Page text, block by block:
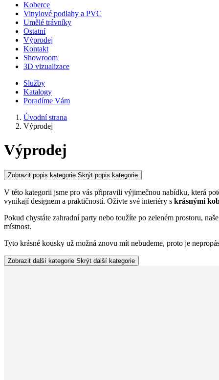
Koberce
Vinylové podlahy a PVC
Umělé trávníky
Ostatní
Výprodej
Kontakt
Showroom
3D vizualizace
Služby
Katalogy
Poradíme Vám
Úvodní strana
Výprodej
Výprodej
Zobrazit popis kategorie Skrýt popis kategorie
V této kategorii jsme pro vás připravili výjimečnou nabídku, která
vynikají designem a praktičností. Oživte své interiéry s krásnými
Pokud chystáte zahradní party nebo toužíte po zeleném prostoru, naše
místnost.
Tyto krásné kousky už možná znovu mít nebudeme, proto je
Zobrazit další kategorie Skrýt další kategorie